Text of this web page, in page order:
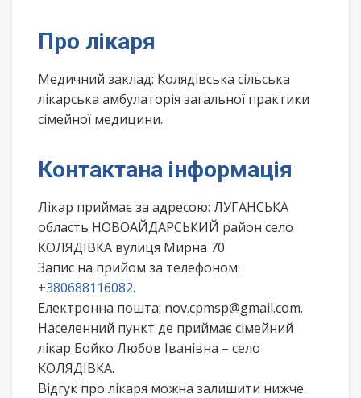
Про лікаря
Медичний заклад: Колядівська сільська
лікарська амбулаторія загальної практики
сімейної медицини.
Контактана інформація
Лікар приймає за адресою: ЛУГАНСЬКА
область НОВОАЙДАРСЬКИЙ район село
КОЛЯДІВКА вулиця Мирна 70
Запис на прийом за телефоном:
+380688116082.
Електронна пошта: nov.cpmsp@gmail.com.
Населенний пункт де приймає сімейний
лікар Бойко Любов Іванівна – село
КОЛЯДІВКА.
Відгук про лікаря можна залишити нижче.